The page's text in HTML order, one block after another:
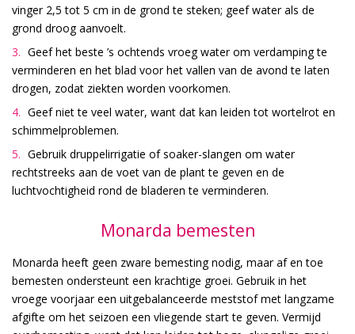
vinger 2,5 tot 5 cm in de grond te steken; geef water als de
grond droog aanvoelt.
Geef het beste ’s ochtends vroeg water om verdamping te
verminderen en het blad voor het vallen van de avond te laten
drogen, zodat ziekten worden voorkomen.
Geef niet te veel water, want dat kan leiden tot wortelrot en
schimmelproblemen.
Gebruik druppelirrigatie of soaker-slangen om water
rechtstreeks aan de voet van de plant te geven en de
luchtvochtigheid rond de bladeren te verminderen.
Monarda bemesten
Monarda heeft geen zware bemesting nodig, maar af en toe
bemesten ondersteunt een krachtige groei. Gebruik in het
vroege voorjaar een uitgebalanceerde meststof met langzame
afgifte om het seizoen een vliegende start te geven. Vermijd